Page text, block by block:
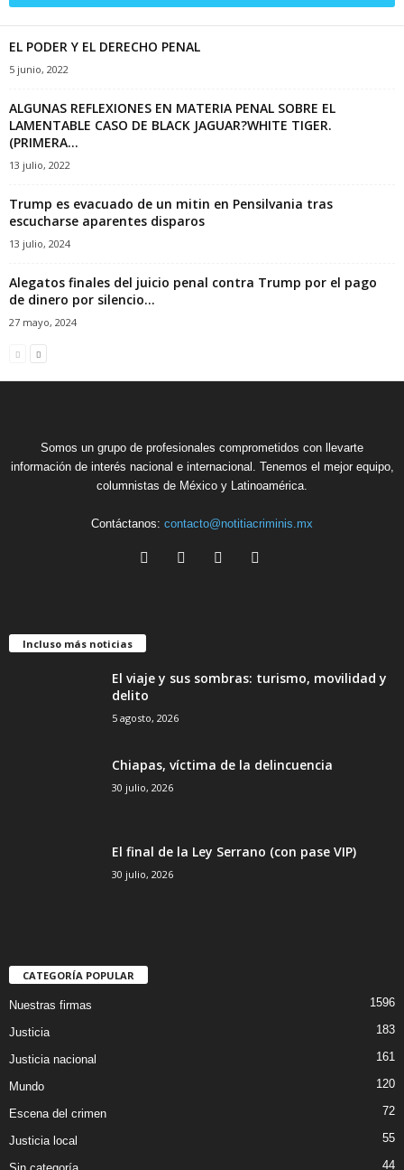
EL PODER Y EL DERECHO PENAL
5 junio, 2022
ALGUNAS REFLEXIONES EN MATERIA PENAL SOBRE EL
LAMENTABLE CASO DE BLACK JAGUAR?WHITE TIGER.
(PRIMERA...
13 julio, 2022
Trump es evacuado de un mitin en Pensilvania tras
escucharse aparentes disparos
13 julio, 2024
Alegatos finales del juicio penal contra Trump por el pago
de dinero por silencio...
27 mayo, 2024
Somos un grupo de profesionales comprometidos con llevarte
información de interés nacional e internacional. Tenemos el mejor equipo,
columnistas de México y Latinoamérica.
Contáctanos: contacto@notitiacriminis.mx
Incluso más noticias
El viaje y sus sombras: turismo, movilidad y
delito
5 agosto, 2026
Chiapas, víctima de la delincuencia
30 julio, 2026
El final de la Ley Serrano (con pase VIP)
30 julio, 2026
CATEGORÍA POPULAR
Nuestras firmas 1596
Justicia 183
Justicia nacional 161
Mundo 120
Escena del crimen 72
Justicia local 55
44